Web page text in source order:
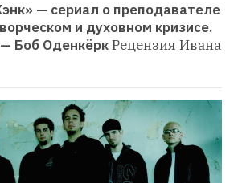
— сериал о преподавателе
и духовном кризисе.
Боб ОденкёркРецензия Ивана